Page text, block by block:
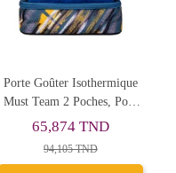
Porte Goûter Isothermique
Must Team 2 Poches, Pole
Pisition - Réf.586743
65,874 TND
94,105 TND